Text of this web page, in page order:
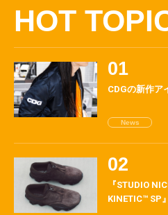
HOT
CDGの新作ア
News
『STUDIO
KINETIC™ SP